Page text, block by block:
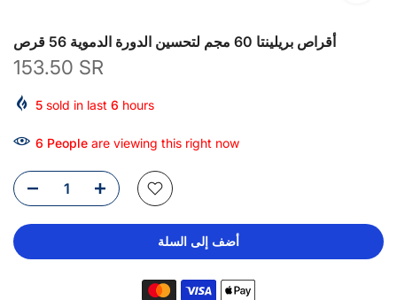
أقراص بريلينتا 60 مجم لتحسين الدورة الدموية 56 قرص
153.50 SR
5 sold in last 6 hours
6 People are viewing this right now
أضف إلى السلة